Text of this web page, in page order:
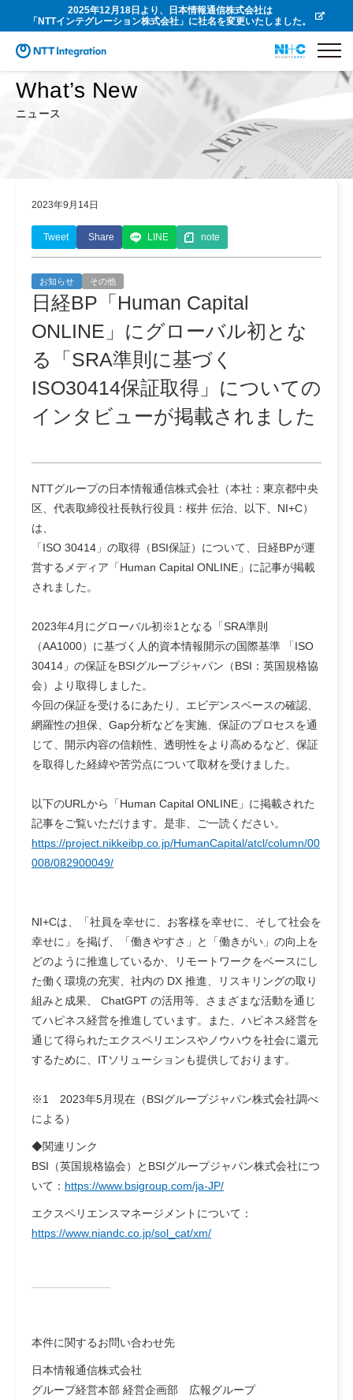
2025年12月18日より、日本情報通信株式会社は
「NTTインテグレーション株式会社」に社名を変更いたしました。
What’s New
ニュース
2023年9月14日
Tweet Share LINE note
お知らせ その他
日経BP「Human Capital
ONLINE」にグローバル初とな
る「SRA準則に基づく
ISO30414保証取得」についての
インタビューが掲載されました
NTTグループの日本情報通信株式会社（本社：東京都中央
区、代表取締役社長執行役員：桜井 伝治、以下、NI+C）
は、
「ISO 30414」の取得（BSI保証）について、日経BPが運
営するメディア「Human Capital ONLINE」に記事が掲載
されました。
2023年4月にグローバル初※1となる「SRA準則
（AA1000）に基づく人的資本情報開示の国際基準 「ISO
30414」の保証をBSIグループジャパン（BSI：英国規格協
会）より取得しました。
今回の保証を受けるにあたり、エビデンスベースの確認、
網羅性の担保、Gap分析などを実施、保証のプロセスを通
じて、開示内容の信頼性、透明性をより高めるなど、保証
を取得した経緯や苦労点について取材を受けました。
以下のURLから「Human Capital ONLINE」に掲載された
記事をご覧いただけます。是非、ご一読ください。
https://project.nikkeibp.co.jp/HumanCapital/atcl/column/00
008/082900049/
NI+Cは、「社員を幸せに、お客様を幸せに、そして社会を
幸せに」を掲げ、「働きやすさ」と「働きがい」の向上を
どのように推進しているか、リモートワークをベースにし
た働く環境の充実、社内の DX 推進、リスキリングの取り
組みと成果、 ChatGPT の活用等、さまざまな活動を通じ
てハピネス経営を推進しています。また、ハピネス経営を
通じて得られたエクスペリエンスやノウハウを社会に還元
するために、ITソリューションも提供しております。
※1 2023年5月現在（BSIグループジャパン株式会社調べ
による）
◆関連リンク
BSI（英国規格協会）とBSIグループジャパン株式会社につ
いて： https://www.bsigroup.com/ja-JP/
エクスペリエンスマネージメントについて：
https://www.niandc.co.jp/sol_cat/xm/
本件に関するお問い合わせ先
日本情報通信株式会社
グループ経営本部 経営企画部 広報グループ